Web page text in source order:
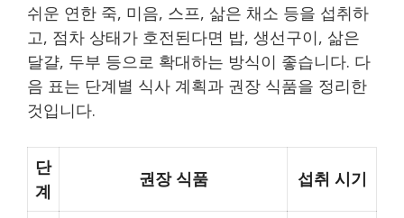
쉬운 연한 죽, 미음, 스프, 삶은 채소 등을 섭취하
고, 점차 상태가 호전된다면 밥, 생선구이, 삶은
달걀, 두부 등으로 확대하는 방식이 좋습니다. 다
음 표는 단계별 식사 계획과 권장 식품을 정리한
것입니다.
단
계
권장 식품 섭취 시기